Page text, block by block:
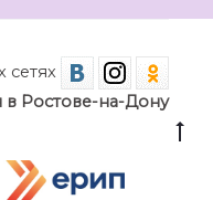
сетях
в Ростове-на-Дону